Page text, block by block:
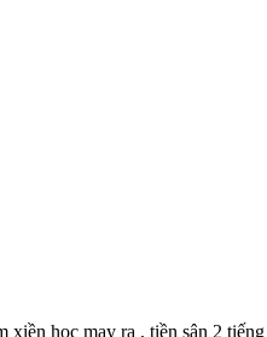
học may ra , tiền sân 2